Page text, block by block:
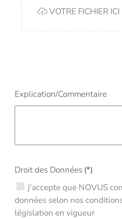
VOTRE FICHIER ICI
Explication/Commentaire
Droit des Données(*)
données selon nos
législation en vigueur